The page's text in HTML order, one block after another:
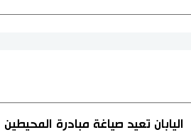
اليابان تعيد صياغة مبادرة المحيطين